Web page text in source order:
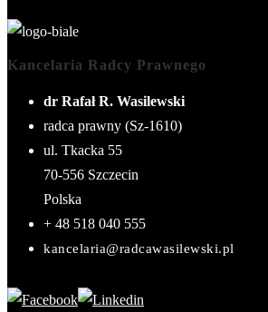
Kancelaria Radcy Prawnego
dr Rafał R. Wasilewski
radca prawny (Sz-1610)
ul. Tkacka 55
70-556 Szczecin
Polska
+ 48 518 040 555
kancelaria@radcawasilewski.pl